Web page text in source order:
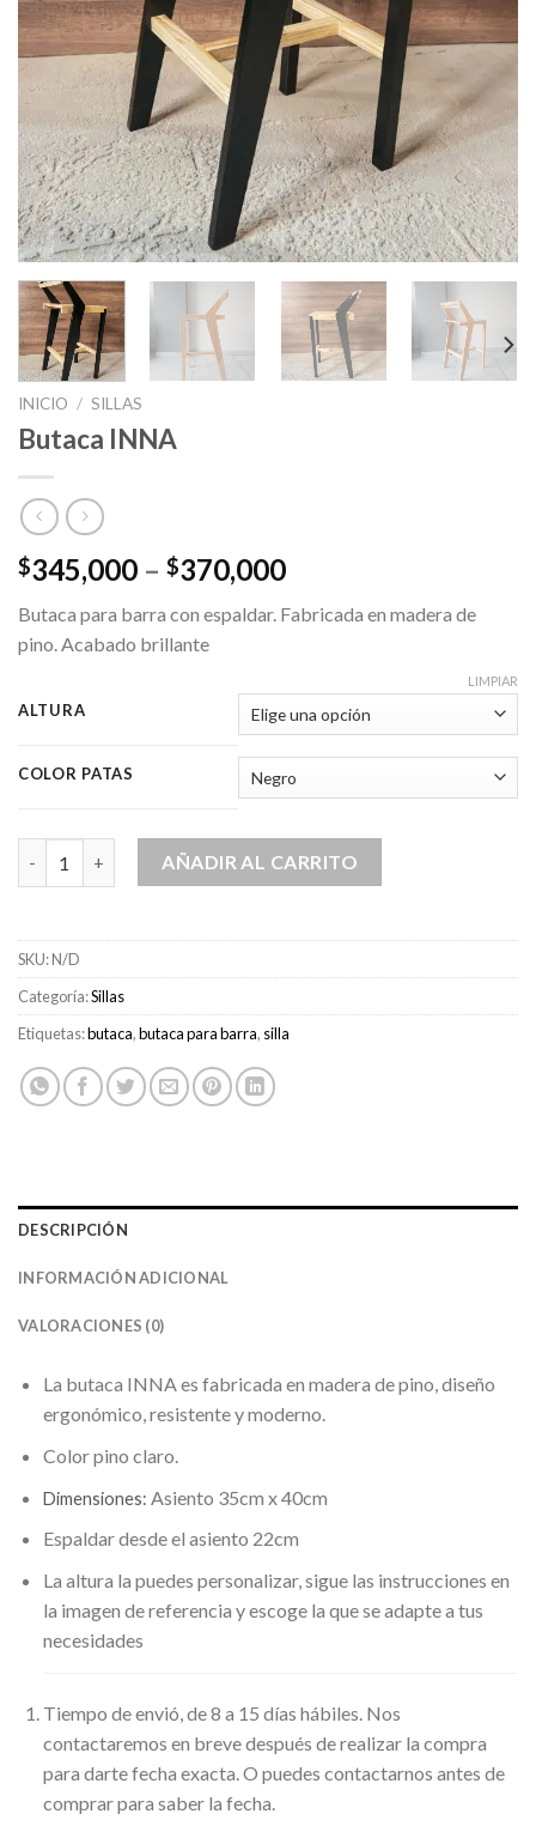
INICIO / SILLAS
Butaca INNA
$345,000 – $370,000Price
$345,000
Butaca para barra con espaldar. Fabricada en madera de
pino. Acabado brillante
ALTURA
COLOR PATAS
LIMPIAR
Butaca INNA cantidadAÑADIR AL CARRITO
SKU:N/D
Categoría:Sillas
Etiquetas:butaca,butaca para barra, silla
DESCRIPCIÓN
INFORMACIÓN ADICIONAL
VALORACIONES (0)
La butaca INNA es fabricada en madera de pino, diseño
ergonómico, resistente y moderno.
Color pino claro.
Dimensiones: Asiento 35cm x 40cm
Espaldar desde el asiento 22cm
La altura la puedes personalizar, sigue las instrucciones en
la imagen de referencia y escoge la que se adapte a tus
necesidades
Tiempo de envió, de 8 a 15 días hábiles. Nos
contactaremos en breve después de realizar la compra
para darte fecha exacta. O puedes contactarnos antes de
comprar para saber la fecha.